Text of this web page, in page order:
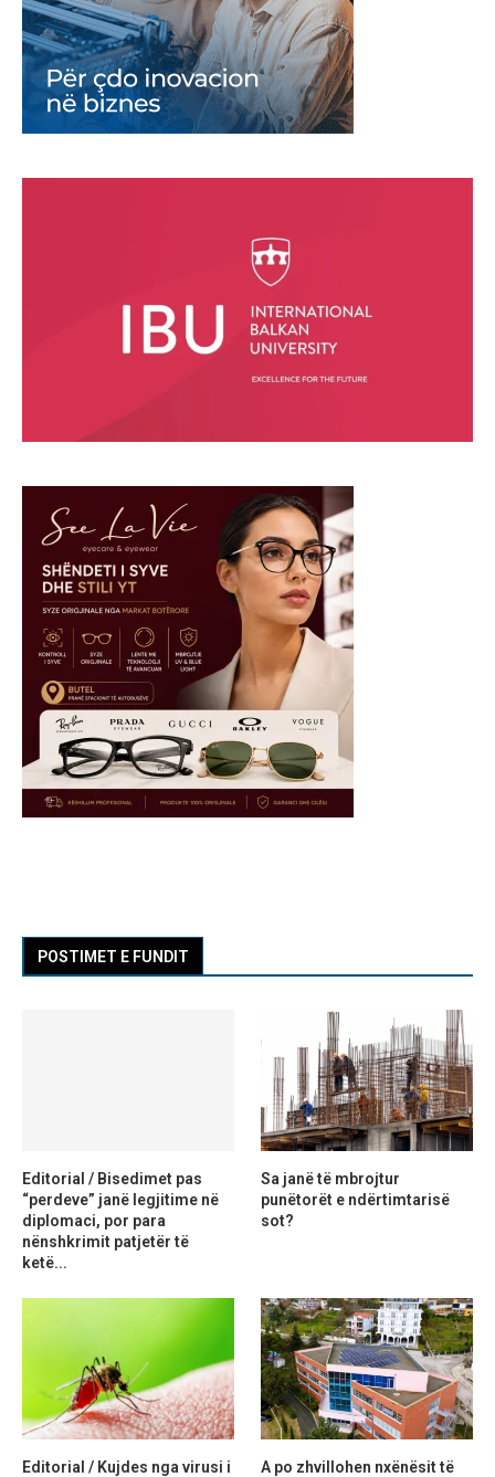
POSTIMET E FUNDIT
Editorial / Bisedimet pas
“perdeve” janë legjitime në
diplomaci, por para
nënshkrimit patjetër të
ketë...
Sa janë të mbrojtur
punëtorët e ndërtimtarisë
sot?
Editorial / Kujdes nga virusi i
A po zhvillohen nxënësit të